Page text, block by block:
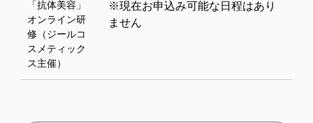
「抗体美容」
オンライン研
修（ジールコ
スメティック
ス主催）
※現在お申込み可能な日程はあり
ません